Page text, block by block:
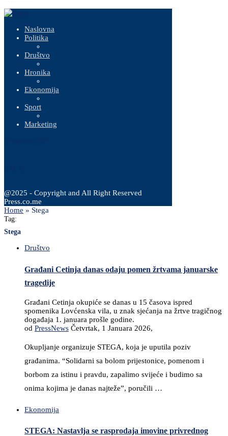
Naslovna
Politika
Društvo
Hronika
Ekonomija
Sport
Marketing
@2025 - Copyright and All Right Reserved
Press.co.me
Home » Stega
Tag:
Stega
Društvo
Građani Cetinja danas odaju pomen žrtvama januarske
tragedije
Građani Cetinja okupiće se danas u 15 časova ispred
spomenika Lovćenska vila, u znak sjećanja na žrtve tragičnog
događaja 1. januara prošle godine.
od PressNews Četvrtak, 1 Januara 2026,
Okupljanje organizuje STEGA, koja je uputila poziv
građanima. “Solidarni sa bolom prijestonice, pomenom i
borbom za istinu i pravdu, zapalimo svijeće i budimo sa
onima kojima je danas najteže”, poručili …
Ekonomija
STEGA: Nastavlja se rasprodaja imovine privrednog